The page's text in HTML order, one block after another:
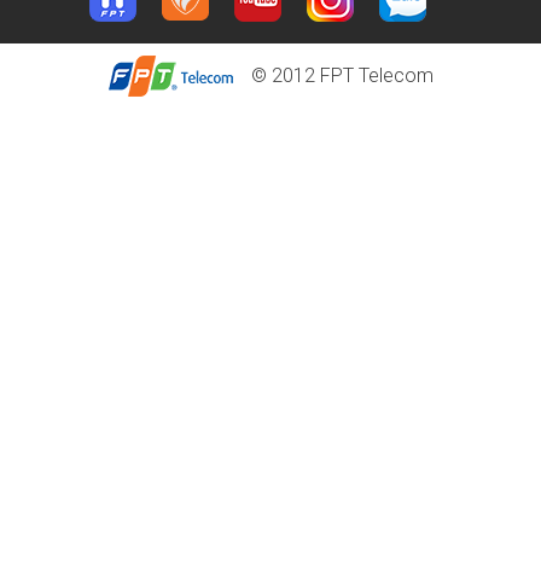
© 2012 FPT Telecom